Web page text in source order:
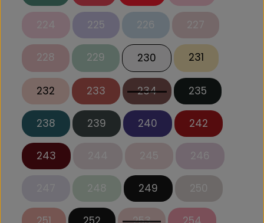
224 225 226 227
228 229 230 231
232 233 234 235
238 239 240 242
243 246
248 249 250